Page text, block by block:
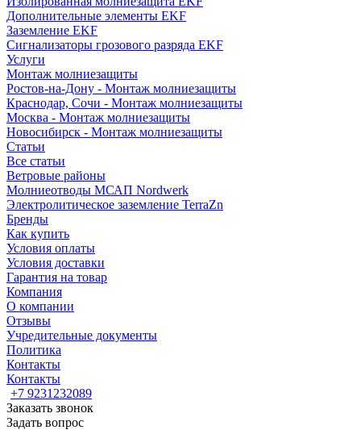
Дополнительные элементы EKF
Заземление EKF
Сигнализаторы грозового разряда EKF
Услуги
Монтаж молниезащиты
Ростов-на-Дону - Монтаж молниезащиты
Краснодар, Сочи - Монтаж молниезащиты
Москва - Монтаж молниезащиты
Новосибирск - Монтаж молниезащиты
Статьи
Все статьи
Ветровые районы
Молниеотводы МСАП Nordwerk
Электролитическое заземление TerraZn
Бренды
Как купить
Условия оплаты
Условия доставки
Гарантия на товар
Компания
О компании
Отзывы
Учредительные документы
Политика
Контакты
Контакты
+7 9231232089
Заказать звонок
Задать вопрос